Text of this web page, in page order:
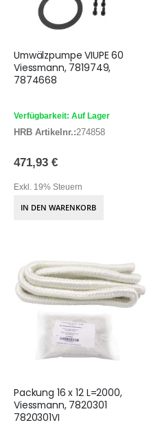
Umwälzpumpe VIUPE 60
Viessmann, 7819749,
7874668
Verfügbarkeit: Auf Lager
HRB Artikelnr.:274858
471,93 €
Exkl. 19% Steuern
IN DEN WARENKORB
Packung 16 x 12 L=2000,
Viessmann, 7820301
7820301VI